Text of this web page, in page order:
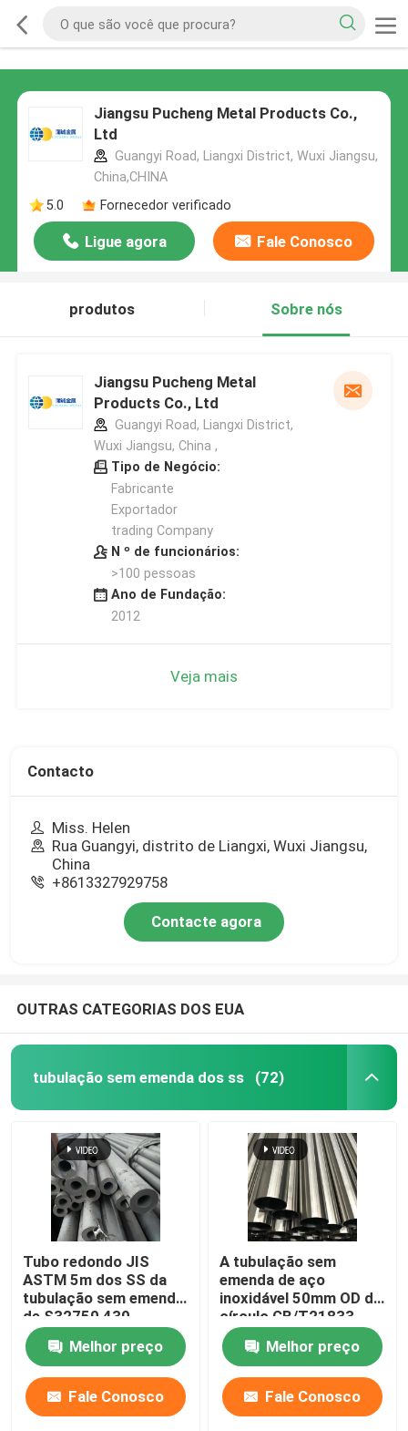
Jiangsu Pucheng Metal Products Co.,
Ltd
Guangyi Road, Liangxi District, Wuxi Jiangsu,
China,CHINA
5.0
Fornecedor verificado
Ligue agora Fale Conosco
produtos Sobre nós
Jiangsu Pucheng Metal
Products Co., Ltd
Guangyi Road, Liangxi District,
Wuxi Jiangsu, China ,
Tipo de Negócio:
Fabricante
Exportador
trading Company
N º de funcionários:
>100 pessoas
Ano de Fundação:
2012
Veja mais
Contacto
Miss. Helen
Rua Guangyi, distrito de Liangxi, Wuxi Jiangsu,
China
+8613327929758
Contacte agora
OUTRAS CATEGORIAS DOS EUA
tubulação sem emenda dos ss (72)
Tubo redondo JIS
ASTM 5m dos SS da
tubulação sem emenda
de S32750 430
estirados a frio SS
Melhor preço
Fale Conosco
A tubulação sem
emenda de aço
inoxidável 50mm OD do
círculo GB/T21833
laminou 347 630
Melhor preço
Fale Conosco